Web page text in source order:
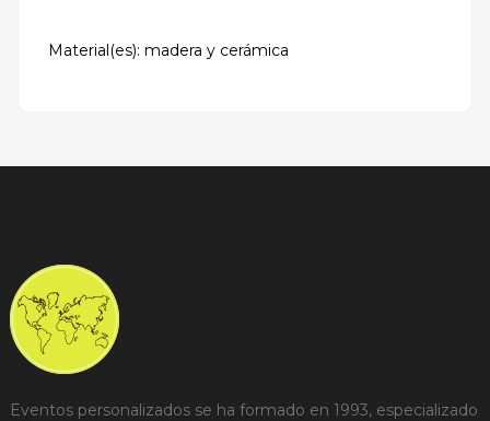
Material(es): madera y cerámica
Eventos personalizados se ha formado en 1993, especializado